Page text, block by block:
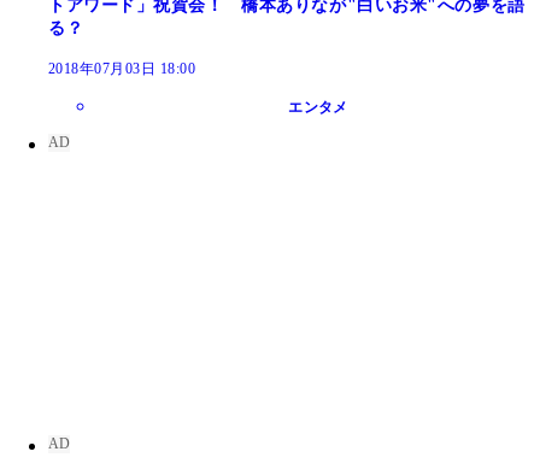
トアワード」祝賀会！ 橋本ありなが"白いお米"への夢を語
る？
2018年07月03日 18:00
エンタメ